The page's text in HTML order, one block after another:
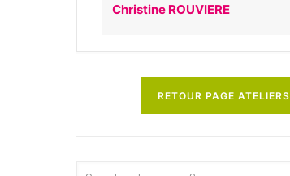
Christine ROUVIERE
RETOUR PAGE ATELIERS